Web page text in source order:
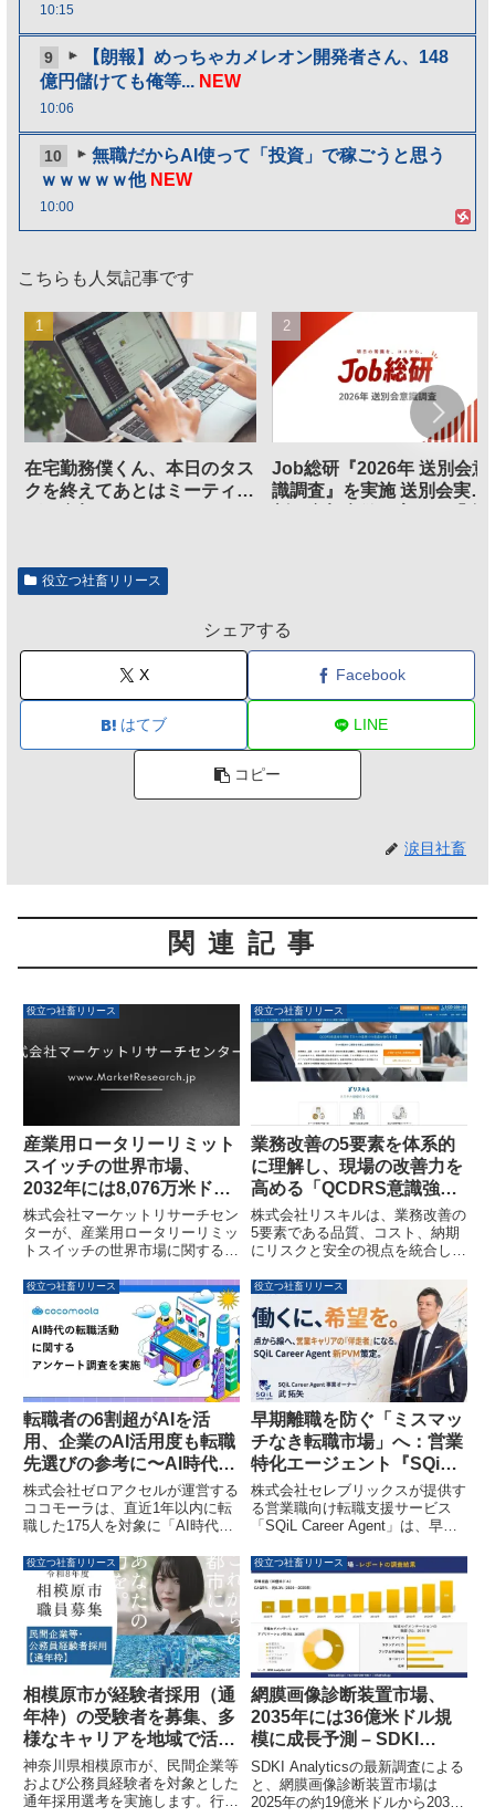
10:15
9
【朗報】めっちゃカメレオン開発者さん、148
億円儲けても俺等... NEW
10:06
10
無職だからAI使って「投資」で稼ごうと思う
ｗｗｗｗｗ他 NEW
10:00
こちらも人気記事です
在宅勤務僕くん、本日のタス
クを終えてあとはミーティン
Job総研『2026年 送別会意
識調査』を実施 送別会実施
役立つ社畜リリース
シェアする
X Facebook
はてブ LINE
コピー
涙目社畜
関連記事
役立つ社畜リリース
産業用ロータリーリミット
スイッチの世界市場、
2032年には8,076万米ドル
に成長予測
株式会社マーケットリサーチセン
ターが、産業用ロータリーリミッ
トスイッチの世界市場に関する調
2025年の6,308万米ドルから2032
年には8,076万米ドルへ成長する
と予測されており、市場の促進要
因や阻害要因、セグメント別予測
などが詳細に分析されています。
役立つ社畜リリース
業務改善の5要素を体系的
に理解し、現場の改善力を
高める「QCDRS意識強化
研修」をリスキルがリリー
スしました
株式会社リスキルは、業務改善の
5要素である品質、コスト、納期
にリスクと安全の視点を統合した
に公開しました。本研修は、若手
から中堅社員が多角的に業務を分
析し、生産性向上とリスク回避を
両立させるためのスキル習得を支
援します。
役立つ社畜リリース
転職者の6割超がAIを活
用、企業のAI活用度も転職
先選びの参考に〜AI時代の
転職活動実態調査〜
株式会社ゼロアクセルが運営する
ココモーラは、直近1年以内に転
職した175人を対象に「AI時代の
た。この調査により、転職活動に
おけるAIツールの普及状況や、選
考におけるAIスキルの評価、さら
には企業選びにおいてAI活用度が
重視される傾向が明らかになりま
した。
役立つ社畜リリース
早期離職を防ぐ「ミスマッ
チなき転職市場」へ：営業
特化エージェント『SQiL
Career Agent』が新PVM
を策定
株式会社セレブリックスが提供す
る営業職向け転職支援サービス
「SQiL Career Agent」は、早期
し、新たなPVM（Purpose /
Vision / Mission）を策定しまし
た。企業と求職者の情報格差を埋
め、転職後の定着と活躍までを支
援する「人生の伴走者」となるこ
とを目指しています。
役立つ社畜リリース
相模原市が経験者採用（通
年枠）の受験者を募集、多
様なキャリアを地域で活か
す機会
神奈川県相模原市が、民間企業等
および公務員経験者を対象とした
通年採用選考を実施します。行
役立つ社畜リリース
網膜画像診断装置市場、
2035年には36億米ドル規
模に成長予測 – SDKI
Analyticsが調査結果を発
表
SDKI Analyticsの最新調査による
と、網膜画像診断装置市場は
2025年の約19億米ドルから2035